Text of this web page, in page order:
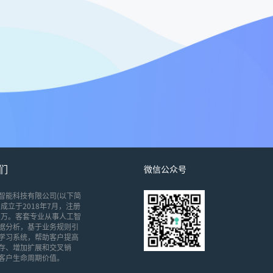
能科技有限公司(以下简
立于2018年7月，注册
。客套专业从事人工智
分析，基于业务规则引
习系统，帮助客户提高
、增加扩展和交叉销
户生命周期价值。
微信公众号